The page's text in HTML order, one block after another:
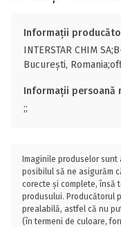
Informații
INTERSTAR CHIM
București,
Informații persoană
;;
Imaginile produselor
posibilul să ne asigurăm
corecte și complete, însă
produsului. Producătorul
prealabilă, astfel că nu
(în termeni de culoare,